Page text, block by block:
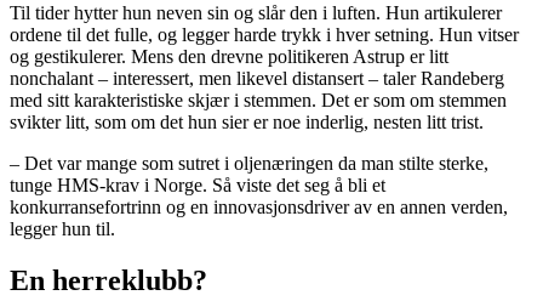
Til tider hytter hun neven sin og slår den i luften. Hun artikulerer
ordene til det fulle, og legger harde trykk i hver setning. Hun vitser
og gestikulerer. Mens den drevne politikeren Astrup er litt
nonchalant – interessert, men likevel distansert – taler Randeberg
med sitt karakteristiske skjær i stemmen. Det er som om stemmen
svikter litt, som om det hun sier er noe inderlig, nesten litt trist.
– Det var mange som sutret i oljenæringen da man stilte sterke,
tunge HMS-krav i Norge. Så viste det seg å bli et
konkurransefortrinn og en innovasjonsdriver av en annen verden,
legger hun til.
En herreklubb?